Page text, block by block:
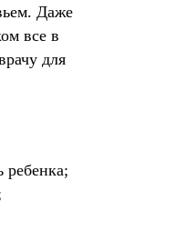
Даже
все в
для
ребенка;